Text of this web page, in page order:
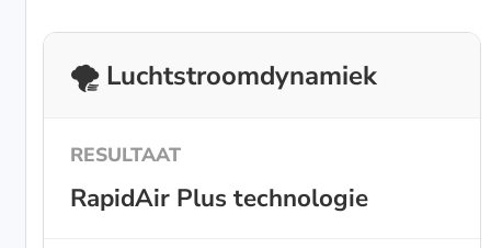
🌪️ Luchtstroomdynamiek
RapidAir Plus technologie